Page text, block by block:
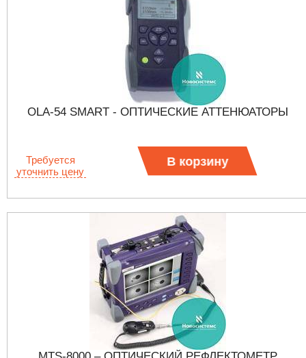
OLA-54 SMART - ОПТИЧЕСКИЕ АТТЕНЮАТОРЫ
Требуется
уточнить цену
В корзину